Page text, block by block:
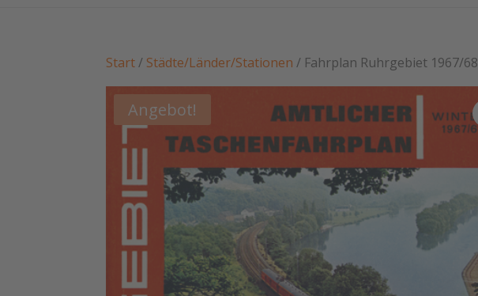
Start/ Städte/Länder/Stationen / Fahrplan Ruhrgebiet 1967/68
Angebot!